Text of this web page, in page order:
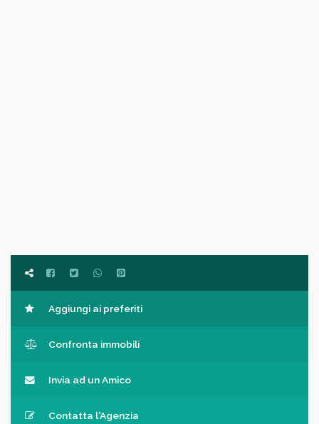
Aggiungi ai preferiti
Confronta immobili
Invia ad un Amico
Contatta l'Agenzia